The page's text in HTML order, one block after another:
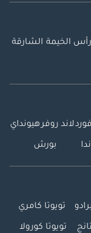
رأس الخيمة الشارقة
فوردلاند روفرهيونداي
بورش
تويوتا كامري
تويوتا كورولا